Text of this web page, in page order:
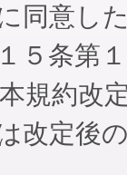
同意し
５条第
規約改
改定後